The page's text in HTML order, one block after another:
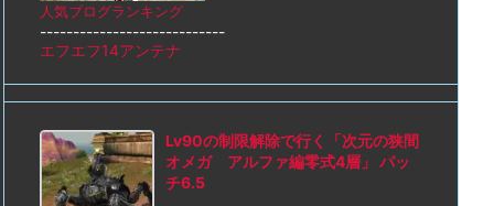
人気ブログランキング
----------------------------
エフエフ14アンテナ
Lv90の制限解除で行く「次元の狭間
オメガ アルファ編零式4層」 パッ
チ6.5